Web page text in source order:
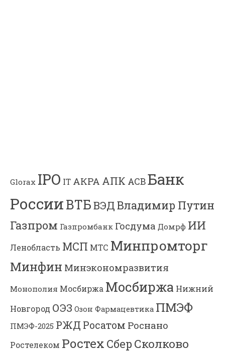
Glorax IPO IT АКРА АПК АСВБанк
РоссииВТБВЭДВладимир Путин
Газпром Газпромбанк Госдума Домрф ИИ
Ленобласть МСП МТС Минпромторг
Минфин Минэкономразвития
Монополия Мосбиржа Мосбиржа Нижний
Новгород ОЭЗ Озон Фармацевтика ПМЭФ
ПМЭФ-2025 РЖД Росатом Роснано
Ростелеком Ростех Сбер Сколково